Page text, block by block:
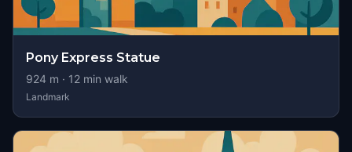
Pony Express Statue
924 m · 12 min walk
Landmark